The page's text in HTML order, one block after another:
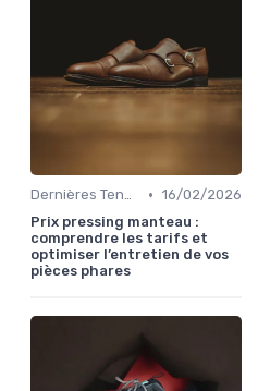
Dernières Tendances de Mode • 16/02/2026
Prix pressing manteau :
comprendre les tarifs et
optimiser l’entretien de vos
pièces phares